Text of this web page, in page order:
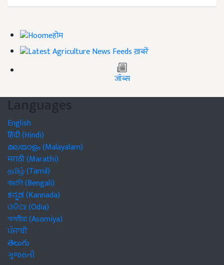
होम
ख़बरें
जॉब्स
Languages
English
हिंदी (Hindi)
മലയാളം (Malayalam)
मराठी (Marathi)
தமிழ் (Tamil)
বাঙালি (Bengali)
ಕನ್ನಡ (Kannada)
ଓଡିଆ (Odia)
অসমীয়া (Asomiya)
ਪੰਜਾਬੀ
తెలుగు
ગુજરાતી